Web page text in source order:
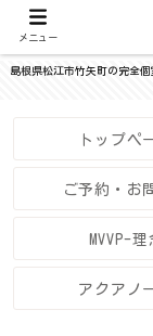
島根県松江市竹矢町の完全
トップペ
ご予約・お
MVVP-理
アクアノ
メニュー